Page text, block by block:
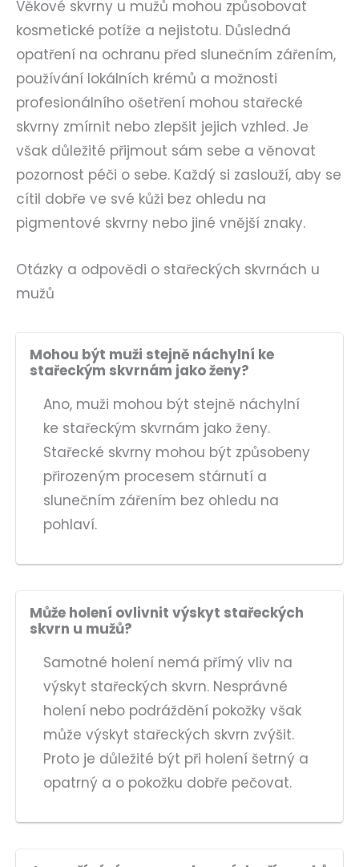
Věkové skvrny u mužů mohou způsobovat
kosmetické potíže a nejistotu. Důsledná
opatření na ochranu před slunečním zářením,
používání lokálních krémů a možnosti
profesionálního ošetření mohou stařecké
skvrny zmírnit nebo zlepšit jejich vzhled. Je
však důležité přijmout sám sebe a věnovat
pozornost péči o sebe. Každý si zaslouží, aby se
cítil dobře ve své kůži bez ohledu na
pigmentové skvrny nebo jiné vnější znaky.
Otázky a odpovědi o stařeckých skvrnách u
mužů
Mohou být muži stejně náchylní ke
stařeckým skvrnám jako ženy?
Ano, muži mohou být stejně náchylní
ke stařeckým skvrnám jako ženy.
Stařecké skvrny mohou být způsobeny
přirozeným procesem stárnutí a
slunečním zářením bez ohledu na
pohlaví.
Může holení ovlivnit výskyt stařeckých
skvrn u mužů?
Samotné holení nemá přímý vliv na
výskyt stařeckých skvrn. Nesprávné
holení nebo podráždění pokožky však
může výskyt stařeckých skvrn zvýšit.
Proto je důležité být při holení šetrný a
opatrný a o pokožku dobře pečovat.